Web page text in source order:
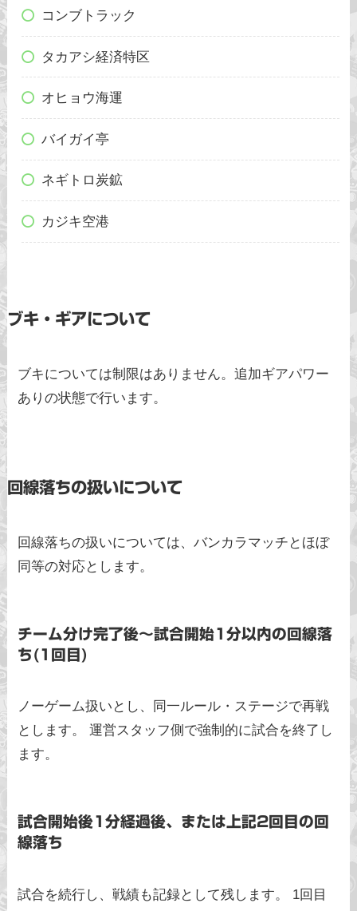
コンブトラック
タカアシ経済特区
オヒョウ海運
バイガイ亭
ネギトロ炭鉱
カジキ空港
ブキ・ギアについて
ブキについては制限はありません。追加ギアパワー
ありの状態で行います。
回線落ちの扱いについて
回線落ちの扱いについては、バンカラマッチとほぼ
同等の対応とします。
チーム分け完了後〜試合開始1分以内の回線落
ち(1回目)
ノーゲーム扱いとし、同一ルール・ステージで再戦
とします。 運営スタッフ側で強制的に試合を終了し
ます。
試合開始後1分経過後、または上記2回目の回
線落ち
試合を続行し、戦績も記録として残します。 1回目